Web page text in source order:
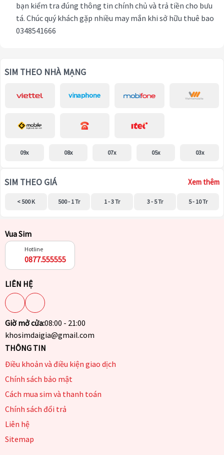
bạn kiểm tra đúng thông tin chính chủ và trả tiền cho bưu
tá. Chúc quý khách gặp nhiều may mắn khi sở hữu thuê bao
0348541666
SIM THEO NHÀ MẠNG
09x 08x 07x 05x 03x
SIM THEO GIÁ Xem thêm
< 500 K 500 - 1 Tr 1 - 3 Tr 3 - 5 Tr 5 - 10 Tr
Vua Sim
Hotline
0877.555555
LIÊN HỆ
Giờ mở cửa:08:00 - 21:00
khosimdaigia@gmail.com
THÔNG TIN
Điều khoản và điều kiện giao dịch
Chính sách bảo mật
Cách mua sim và thanh toán
Chính sách đổi trả
Liên hệ
Sitemap